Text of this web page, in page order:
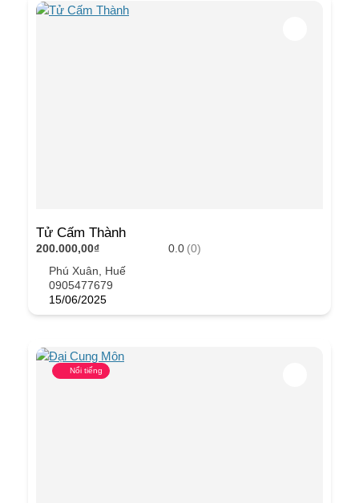
Tử Cấm Thành
200.000,00₫ 0.0 (0)
Phú Xuân, Huế
0905477679
15/06/2025
Nổi tiếng